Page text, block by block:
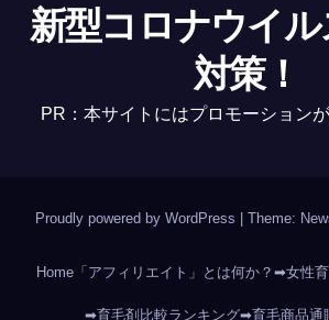
新型コロナウイ
対策！
PR：本サイトにはプロモーション
Proudly powered by WordPress Theme:
Home「アフィリエイト」とは何か？ ➡女性
➡育毛剤比較ランキング➡育毛商品通